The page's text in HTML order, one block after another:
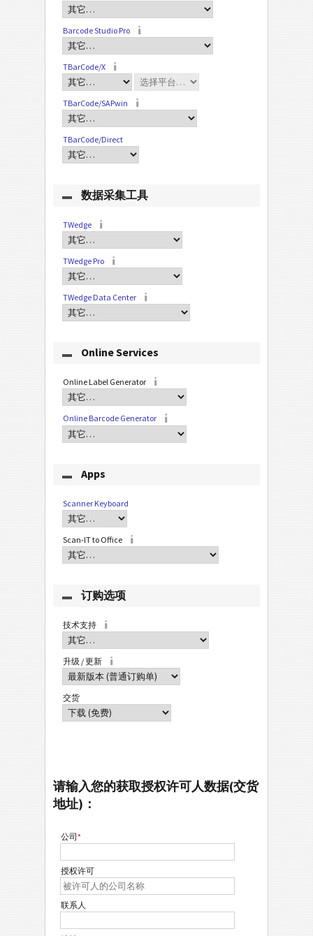
Barcode Studio Pro
TBarCode/X
TBarCode/SAPwin
TBarCode/Direct
数据采集工具
TWedge
TWedge Pro
TWedge Data Center
Online Services
Online Label Generator
Online Barcode Generator
Apps
Scanner Keyboard
Scan-IT to Office
订购选项
技术支持
升级 / 更新
交货
请输入您的获取授权许可人数据(交货
地址)：
公司*
授权许可
联系人